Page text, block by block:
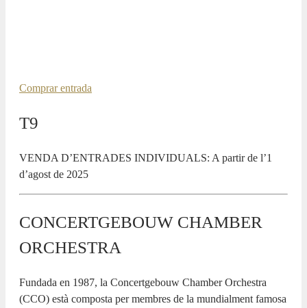
Comprar entrada
T9
VENDA D’ENTRADES INDIVIDUALS: A partir de l’1
d’agost de 2025
CONCERTGEBOUW CHAMBER
ORCHESTRA
Fundada en 1987, la Concertgebouw Chamber Orchestra
(CCO) està composta per membres de la mundialment famosa